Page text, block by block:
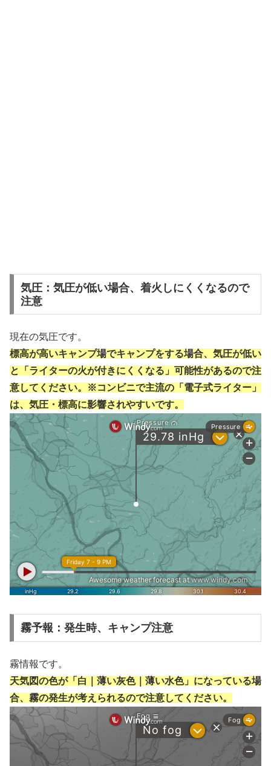
気圧：気圧が低い場合、着火しにくくなるので
注意
現在の気圧です。
標高が高いキャンプ場でキャンプをする場合、気圧が低い
と「ライターの火が付きにくくなる」可能性があるので注
意してください。※コンビニで主流の「電子式ライター」
は、気圧・標高に影響されやすいです。
霧予報：発生時、キャンプ注意
霧情報です。
天気図の色が「白｜薄い灰色｜薄い水色」になっている場
合、霧の発生が考えられるので注意してください。